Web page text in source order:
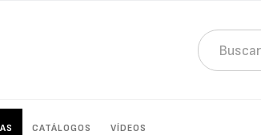
CATÁLOGOS VÍDEOS